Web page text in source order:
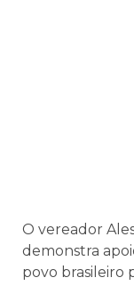
O vereador
demonstra
povo brasileiro